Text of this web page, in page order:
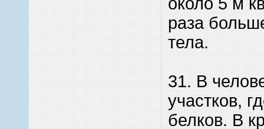
раза
тела.
31. В
участков,
белков. В